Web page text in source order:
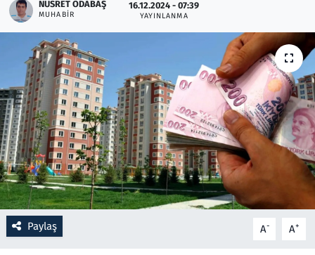
NUSRET ODABAŞ
MUHABIR
16.12.2024 - 07:39
YAYINLANMA
Paylaş A- A+
Ramazan
Resmi İlanlar
Rüya Tabirleri
Sağlık
Savunma Sanayi
Seçim 2023